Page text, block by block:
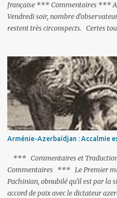
française *** Commentaires ***
Vendredi soir, nombre
restent très circonspects. Certes
actions menées par le président
réalisation du putsch lui-même.
Arménie-Azerbaïdjan : Accalmie
*** Commentaires et
Commentaires *** Le Premier
Pachinian, obnubilé qu'il est par la
accord de paix avec le dictateur